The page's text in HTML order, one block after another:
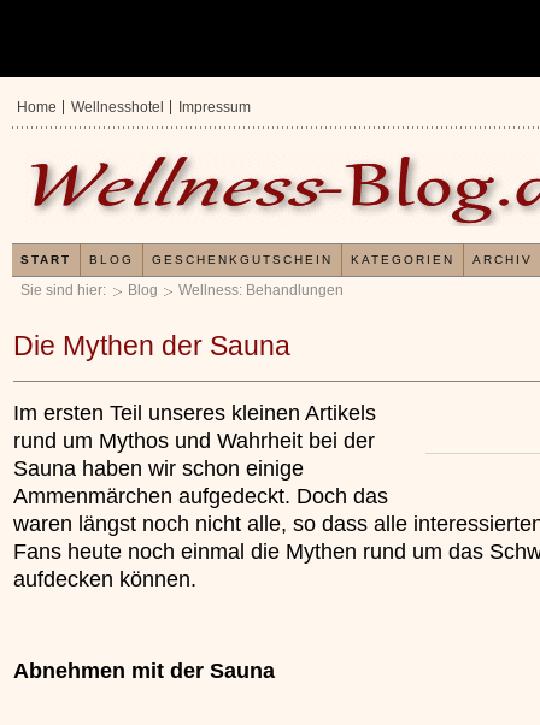
Sie sind hier: Blog Wellness: Behandlungen
Die Mythen der Sauna
Im ersten Teil unseres kleinen Artikels
rund um Mythos und Wahrheit bei der
Sauna haben wir schon einige
Ammenmärchen aufgedeckt. Doch das
waren längst noch nicht alle, so dass alle
Fans heute noch einmal die Mythen rund um das
aufdecken können.
Abnehmen mit der Sauna
x
Erfahrungen mit und Anwendungsweisen von
Kieselsäuregel
»»»
Kleines Wellness
Home Wellnesshotel Impressum
START BLOG GESCHENKGUTSCHEIN KATEGORIEN ARCHIV